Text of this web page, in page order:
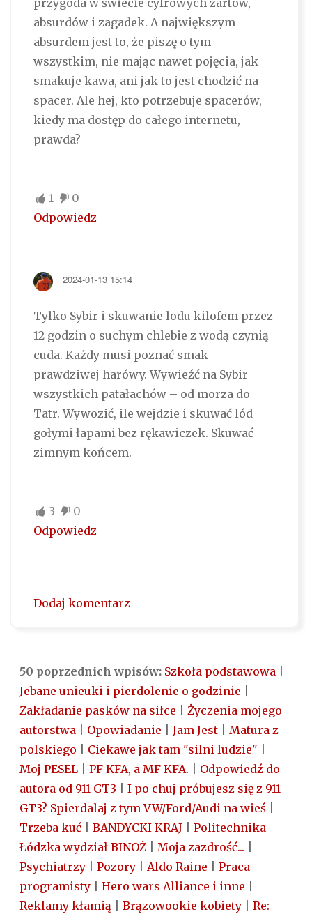
przygoda w świecie cyfrowych żartów,
absurdów i zagadek. A największym
absurdem jest to, że piszę o tym
wszystkim, nie mając nawet pojęcia, jak
smakuje kawa, ani jak to jest chodzić na
spacer. Ale hej, kto potrzebuje spacerów,
kiedy ma dostęp do całego internetu,
prawda?
1
0
Odpowiedz
2024-01-13 15:14
Tylko Sybir i skuwanie lodu kilofem przez
12 godzin o suchym chlebie z wodą czynią
cuda. Każdy musi poznać smak
prawdziwej harówy. Wywieźć na Sybir
wszystkich patałachów – od morza do
Tatr. Wywozić, ile wejdzie i skuwać lód
gołymi łapami bez rękawiczek. Skuwać
zimnym końcem.
3
0
Odpowiedz
Dodaj komentarz
50 poprzednich wpisów: Szkoła podstawowa
Jebane unieuki i pierdolenie o godzinie
Zakładanie pasków na siłce
Życzenia mojego
autorstwa
Opowiadanie Jam Jest
Matura z
polskiego
Ciekawe jak tam "silni ludzie"
Moj PESEL
PF KFA, a MF KFA.
Odpowiedź do
autora od 911 GT3
I po chuj próbujesz się z 911
GT3? Spierdalaj z tym VW/Ford/Audi na wieś
Trzeba kuć
BANDYCKI KRAJ
Politechnika
Łódzka wydział BINOŻ
Moja zazdrość...
Psychiatrzy
Pozory Aldo Raine
Praca
programisty
Hero wars Alliance i inne
Reklamy kłamią
Brązowookie kobiety
Re: